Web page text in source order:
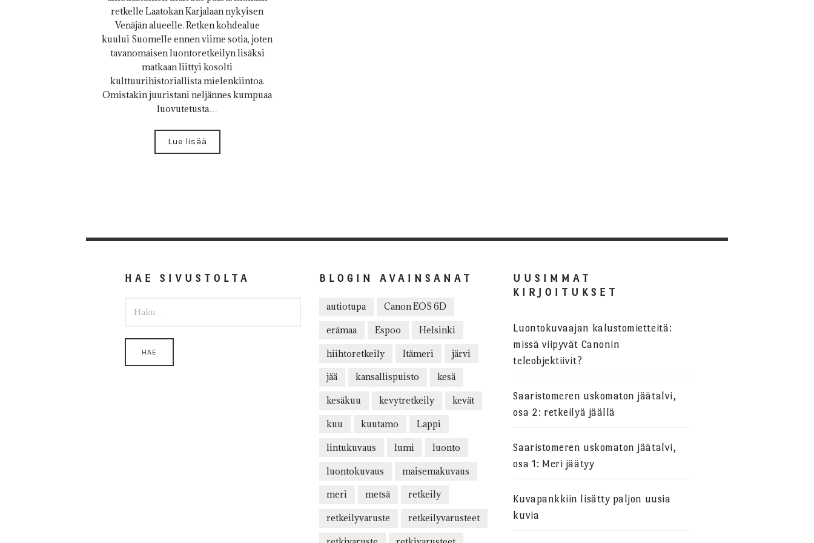
retkelle Laatokan Karjalaan nykyisen
Venäjän alueelle. Retken kohdealue
kuului Suomelle ennen viime sotia, joten
tavanomaisen luontoretkeilyn lisäksi
matkaan liittyi kosolti
kulttuurihistoriallista mielenkiintoa.
Omistakin juuristani neljännes kumpuaa
luovutetusta…
Lue lisää
HAE SIVUSTOLTA BLOGIN AVAINSANAT
autiotupa Canon EOS 6D
erämaa Espoo Helsinki
hiihtoretkeily Itämeri järvi
jää kansallispuisto kesä
kesäkuu kevytretkeily kevät
kuu kuutamo Lappi
lintukuvaus lumi luonto
luontokuvaus maisemakuvaus
meri metsä retkeily
retkeilyvaruste retkeilyvarusteet
UUSIMMAT
KIRJOITUKSET
Luontokuvaajan kalustomietteitä:
missä viipyvät Canonin
teleobjektiivit?
Saaristomeren uskomaton jäätalvi,
osa 2: retkeilyä jäällä
Saaristomeren uskomaton jäätalvi,
osa 1: Meri jäätyy
Kuvapankkiin lisätty paljon uusia
kuvia